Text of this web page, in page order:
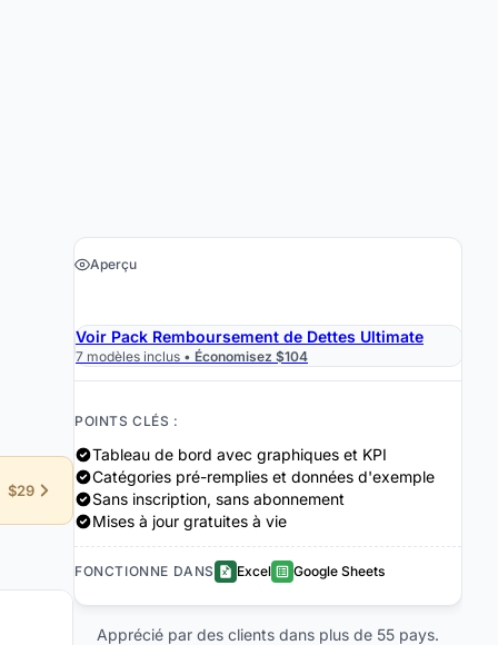
$29
Aperçu
Voir Pack Remboursement de Dettes Ultimate
7 modèles inclus • Économisez $104
POINTS CLÉS :
Tableau de bord avec graphiques et KPI
Catégories pré-remplies et données d'exemple
Sans inscription, sans abonnement
Mises à jour gratuites à vie
FONCTIONNE DANS Excel Google Sheets
Apprécié par des clients dans plus de 55 pays.